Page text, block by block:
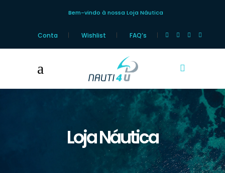
Bem-vindo à nossa Loja Náutica
Conta Wishlist FAQ’s
Loja Náutica